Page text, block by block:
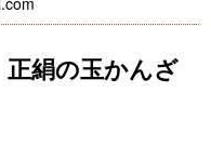
絹の玉かんざ